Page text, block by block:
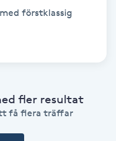
förstklassig
fler resultat
få flera träffar